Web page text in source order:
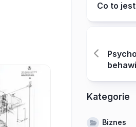
Co to
Kategorie
Biznes